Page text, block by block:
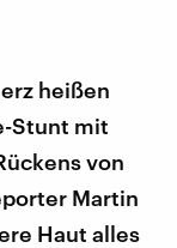
heißen
Stunt mit
von
Martin
Haut alles